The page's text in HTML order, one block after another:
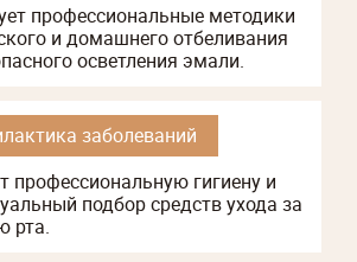
профессиональные методики
и домашнего отбеливания
осветления эмали.
заболеваний
профессиональную гигиену и
подбор средств ухода за
рта.